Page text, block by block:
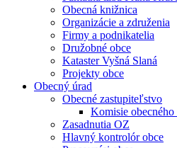
Obecná knižnica
Organizácie a združenia
Firmy a podnikatelia
Družobné obce
Kataster Vyšná Slaná
Projekty obce
Obecný úrad
Obecné zastupiteľstvo
Komisie
Zasadnutia OZ
Hlavný kontrolór obce